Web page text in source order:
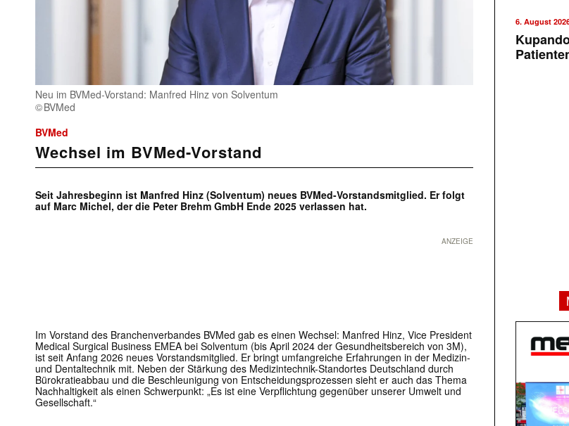
Neu im BVMed-Vorstand: Manfred Hinz von Solventum
BVMed
BVMed
Wechsel im BVMed-Vorstand
Seit Jahresbeginn ist Manfred Hinz (Solventum) neues BVMed-Vorstandsmitglied. Er folgt
auf Marc Michel, der die Peter Brehm GmbH Ende 2025 verlassen hat.
ANZEIGE
Im Vorstand des Branchenverbandes BVMed gab es einen Wechsel: Manfred Hinz, Vice President
Medical Surgical Business EMEA bei Solventum (bis April 2024 der Gesundheitsbereich von 3M),
ist seit Anfang 2026 neues Vorstandsmitglied. Er bringt umfangreiche Erfahrungen in der Medizin-
und Dentaltechnik mit. Neben der Stärkung des Medizintechnik-Standortes Deutschland durch
Bürokratieabbau und die Beschleunigung von Entscheidungsprozessen sieht er auch das Thema
Nachhaltigkeit als einen Schwerpunkt: „Es ist eine Verpflichtung gegenüber unserer Umwelt und
Gesellschaft.“
6. August